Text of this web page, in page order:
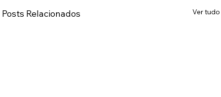
Posts Relacionados Ver tudo